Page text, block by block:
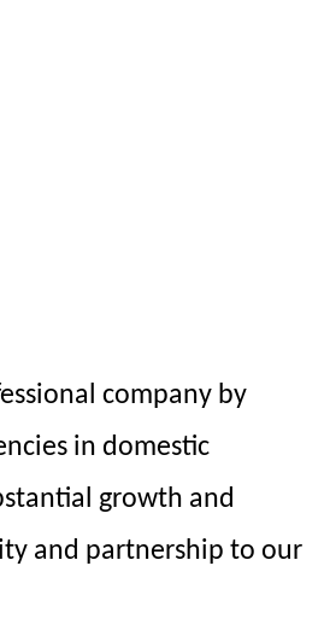
company by
in domestic
growth and
and partnership to our